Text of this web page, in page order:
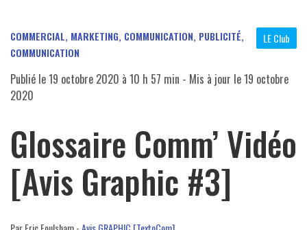
LE Club
COMMERCIAL, MARKETING, COMMUNICATION, PUBLICITÉ,
COMMUNICATION
Publié le19 octobre 2020 à 10 h 57 min - Mis à jour le19 octobre
2020
Glossaire Comm’ Vidéo
[Avis Graphic #3]